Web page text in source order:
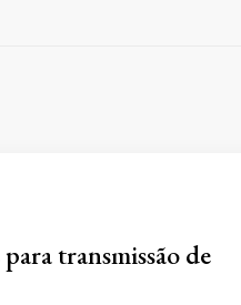
transmissão de